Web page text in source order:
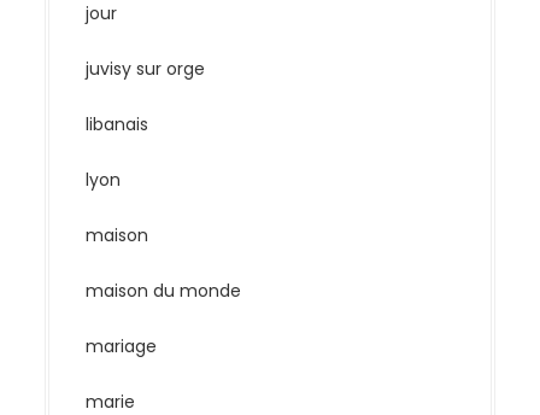
jour
juvisy sur orge
libanais
lyon
maison
maison du monde
mariage
marie